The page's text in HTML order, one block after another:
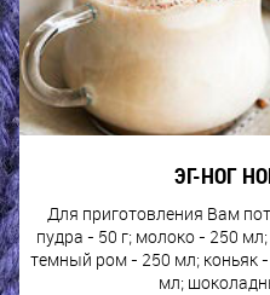
ЭГ-НОГ
Для приготовления Вам
пудра - 50 г; молоко - 250
темный ром - 250 мл; коньяк
мл;